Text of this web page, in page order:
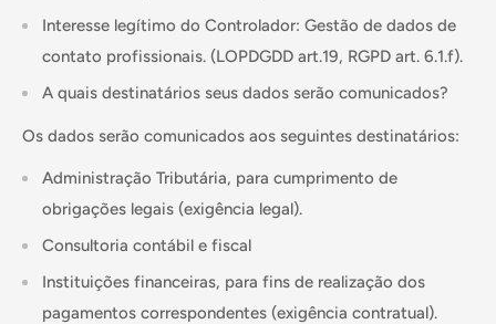
Interesse legítimo do Controlador: Gestão de dados de
contato profissionais. (LOPDGDD art.19, RGPD art. 6.1.f).
A quais destinatários seus dados serão comunicados?
Os dados serão comunicados aos seguintes destinatários:
Administração Tributária, para cumprimento de
obrigações legais (exigência legal).
Consultoria contábil e fiscal
Instituições financeiras, para fins de realização dos
pagamentos correspondentes (exigência contratual).